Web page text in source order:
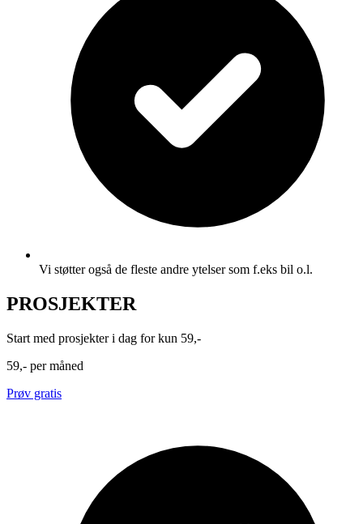
Vi støtter også de fleste andre ytelser som f.eks bil o.l.
PROSJEKTER
Start med prosjekter i dag for kun 59,-
59,- per måned
Prøv gratis